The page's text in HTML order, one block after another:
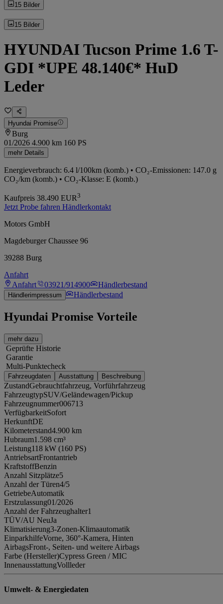
15 Bilder
15 Bilder
HYUNDAI Tucson Prime 1.6 T-
GDI *UPE 48.140€* HuD
Leder
Hyundai Promise
Burg
01/2026 4.900 km 160 PS
mehr Details
Energieverbrauch: 6.4 l/100km (komb.) • CO₂-Emissionen: 147.0 g
CO₂/km (komb.) • CO₂-Klasse: E (komb.)
Kaufpreis 38.490 EUR3
Jetzt Probe fahren Händlerkontakt
Motors GmbH
Magdeburger Chaussee 96
39288 Burg
Anfahrt
Anfahrt
03921/914900 Händlerbestand
Händlerimpressum Händlerbestand
Hyundai Promise Vorteile
mehr dazu
Geprüfte Historie
Garantie
Multi-Punktecheck
Fahrzeugdaten Ausstattung Beschreibung
ZustandGebrauchtfahrzeug, Vorführfahrzeug
FahrzeugtypSUV/Geländewagen/Pickup
Fahrzeugnummer006713
VerfügbarkeitSofort
HerkunftDE
Kilometerstand4.900 km
Hubraum1.598 cm³
Leistung118 kW (160 PS)
AntriebsartFrontantrieb
KraftstoffBenzin
Anzahl Sitzplätze5
Anzahl der Türen4/5
GetriebeAutomatik
Erstzulassung01/2026
Anzahl der Fahrzeughalter1
TÜV/AU NeuJa
Klimatisierung3-Zonen-Klimaautomatik
EinparkhilfeVorne, 360°-Kamera, Hinten
AirbagsFront-, Seiten- und weitere Airbags
Farbe (Hersteller)Cypress Green / MIC
InnenausstattungVollleder
Umwelt- & Energiedaten